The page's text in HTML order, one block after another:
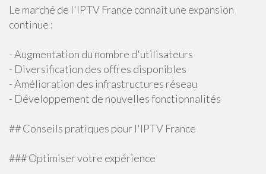
Le marché de l'IPTV France connaît une expansion
continue :
- Augmentation du nombre d'utilisateurs
- Diversification des offres disponibles
- Amélioration des infrastructures réseau
- Développement de nouvelles fonctionnalités
## Conseils pratiques pour l'IPTV France
### Optimiser votre expérience